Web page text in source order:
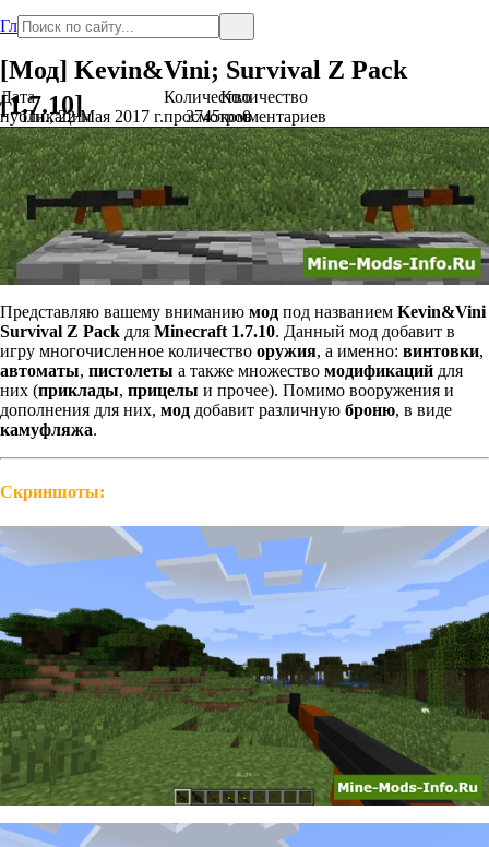
Главная
[Мод] Kevin&Vini; Survival Z Pack
[1.7.10]
Дата
публикации
Пн., 22 Мая 2017 г.
Количество
просмотров
3745
Количество
комментариев
0
Представляю вашему вниманию мод под названием Kevin&Vini
Survival Z Pack для Minecraft 1.7.10. Данный мод добавит в
игру многочисленное количество оружия, а именно: винтовки,
автоматы, пистолеты а также множество модификаций для
них (приклады, прицелы и прочее). Помимо вооружения и
дополнения для них, мод добавит различную броню, в виде
камуфляжа.
Скриншоты: